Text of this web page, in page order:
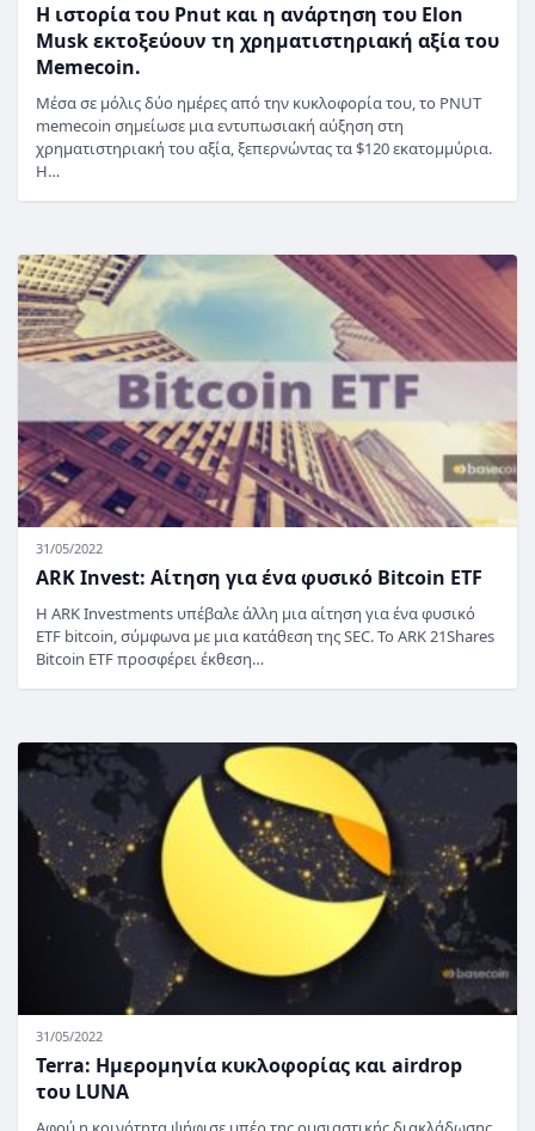
Η ιστορία του Pnut και η ανάρτηση του Elon
Musk εκτοξεύουν τη χρηματιστηριακή αξία του
Memecoin.
Μέσα σε μόλις δύο ημέρες από την κυκλοφορία του, το PNUT
memecoin σημείωσε μια εντυπωσιακή αύξηση στη
χρηματιστηριακή του αξία, ξεπερνώντας τα $120 εκατομμύρια.
Η…
31/05/2022
ARK Invest: Αίτηση για ένα φυσικό Bitcoin ETF
Η ARK Investments υπέβαλε άλλη μια αίτηση για ένα φυσικό
ETF bitcoin, σύμφωνα με μια κατάθεση της SEC. Το ARK 21Shares
Bitcoin ETF προσφέρει έκθεση…
31/05/2022
Terra: Ημερομηνία κυκλοφορίας και airdrop
του LUNA